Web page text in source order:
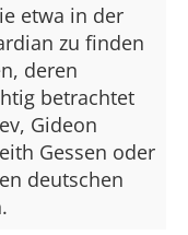
etwa in der
zu finden
deren
betrachtet
Gideon
Gessen oder
deutschen